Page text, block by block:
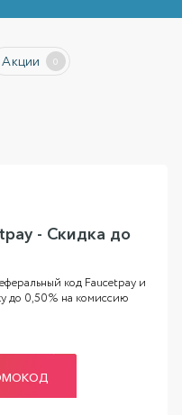
Акции 0
- Скидка до
код Faucetpay и
до 0,50% на комиссию